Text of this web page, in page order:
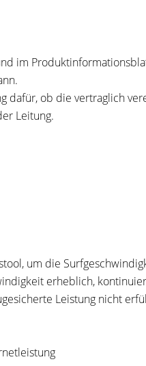
im
dafür, ob die vertraglich
Leitung.
um die
erheblich,
Leistung nicht